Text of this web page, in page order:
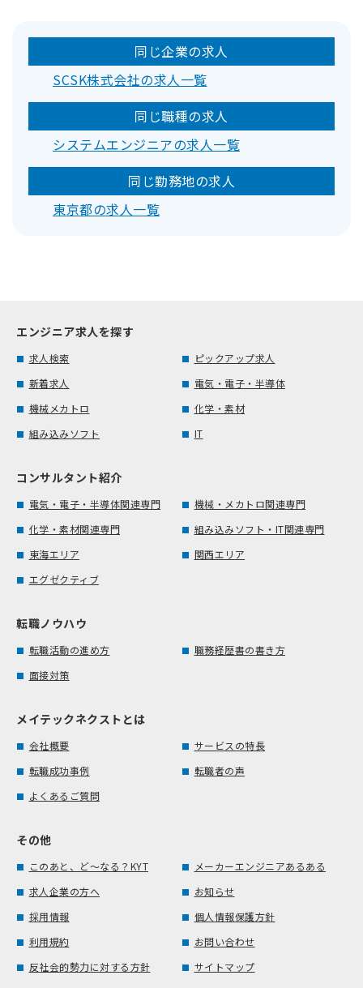
同じ企業の求人
SCSK株式会社の求人一覧
同じ職種の求人
システムエンジニアの求人一覧
同じ勤務地の求人
東京都の求人一覧
エンジニア求人を探す
求人検索
ピックアップ求人
新着求人
電気・電子・半導体
機械メカトロ
化学・素材
組み込みソフト
IT
コンサルタント紹介
電気・電子・半導体関連専門
機械・メカトロ関連専門
化学・素材関連専門
組み込みソフト・IT関連専門
東海エリア
関西エリア
エグゼクティブ
転職ノウハウ
転職活動の進め方
職務経歴書の書き方
面接対策
メイテックネクストとは
会社概要
サービスの特長
転職成功事例
転職者の声
よくあるご質問
その他
このあと、ど～なる？KYT
メーカーエンジニアあるある
求人企業の方へ
お知らせ
採用情報
個人情報保護方針
利用規約
お問い合わせ
反社会的勢力に対する方針
サイトマップ